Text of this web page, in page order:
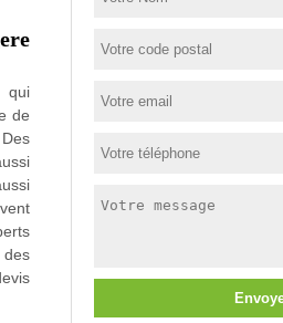
qui
de